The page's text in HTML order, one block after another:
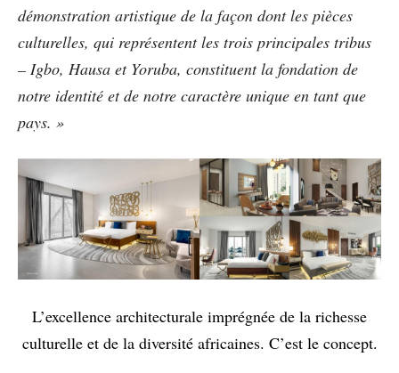
démonstration artistique de la façon dont les pièces
culturelles, qui représentent les trois principales tribus
– Igbo, Hausa et Yoruba, constituent la fondation de
notre identité et de notre caractère unique en tant que
pays. »
L’excellence architecturale imprégnée de la richesse
culturelle et de la diversité africaines. C’est le concept.